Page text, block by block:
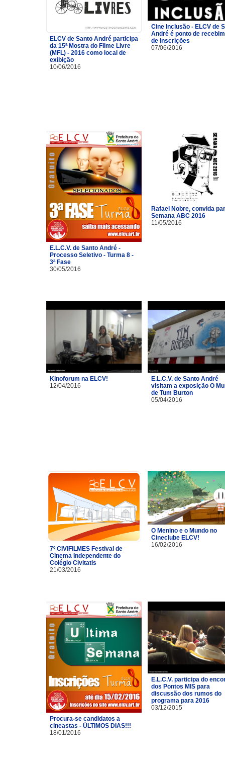
ELCV de Santo André participa
da 15ª Mostra do Filme Livre
(MFL) - 2016 como local de
exibição
10/06/2016
Cine Inclusão - ELCV de
André é ponto de
de inscrições
07/06/2016
E.L.C.V. de Santo André -
Processo Seletivo - Turma 8 -
3ª Fase
30/05/2016
Rafael Nobre, convida
Semana ABC 2016
11/05/2016
Kinoforum na ELCV!
12/04/2016
E.L.C.V. de Santo André
visitam a exposição O
de Tum Burton
05/04/2016
7º CIVIFILMES Festival de
Cinema Independente do
Colégio Civitatis
21/03/2016
O Menino e o Mundo no
Cineclube ELCV!
16/02/2016
Procura-se candidatos a
cineastas - ÚLTIMOS DIAS!!!
18/01/2016
E.L.C.V. participa do
dos Pontos MIS para
discussão dos rumos do
programa para 2016
03/12/2015